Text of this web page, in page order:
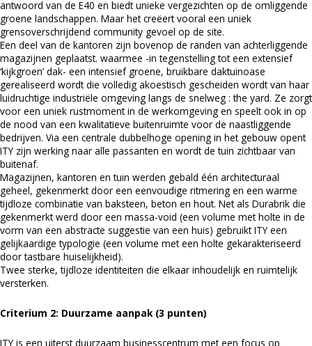
antwoord van de E40 en biedt unieke vergezichten op de omliggende
groene landschappen. Maar het creëert vooral een uniek
grensoverschrijdend community gevoel op de site.
Een deel van de kantoren zijn bovenop de randen van achterliggende
magazijnen geplaatst. waarmee -in tegenstelling tot een extensief
‘kijkgroen’ dak- een intensief groene, bruikbare daktuinoase
gerealiseerd wordt die volledig akoestisch gescheiden wordt van haar
luidruchtige industriële omgeving langs de snelweg : the yard. Ze zorgt
voor een uniek rustmoment in de werkomgeving en speelt ook in op
de nood van een kwalitatieve buitenruimte voor de naastliggende
bedrijven. Via een centrale dubbelhoge opening in het gebouw opent
ITY zijn werking naar alle passanten en wordt de tuin zichtbaar van
buitenaf.
Magazijnen, kantoren en tuin werden gebald één architecturaal
geheel, gekenmerkt door een eenvoudige ritmering en een warme
tijdloze combinatie van baksteen, beton en hout. Net als Durabrik die
gekenmerkt werd door een massa-void (een volume met holte in de
vorm van een abstracte suggestie van een huis) gebruikt ITY een
gelijkaardige typologie (een volume met een holte gekarakteriseerd
door tastbare huiselijkheid).
Twee sterke, tijdloze identiteiten die elkaar inhoudelijk en ruimtelijk
versterken.
Criterium 2: Duurzame aanpak (3 punten)
ITY is een uiterst duurzaam businesscentrum met een focus op